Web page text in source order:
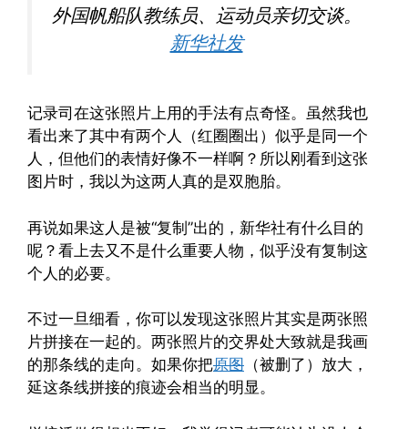
外国帆船队教练员、运动员亲切交谈。
新华社发
记录司在这张照片上用的手法有点奇怪。虽然我也
看出来了其中有两个人（红圈圈出）似乎是同一个
人，但他们的表情好像不一样啊？所以刚看到这张
图片时，我以为这两人真的是双胞胎。
再说如果这人是被“复制”出的，新华社有什么目的
呢？看上去又不是什么重要人物，似乎没有复制这
个人的必要。
不过一旦细看，你可以发现这张照片其实是两张照
片拼接在一起的。两张照片的交界处大致就是我画
的那条线的走向。如果你把原图 （被删了）放大，
延这条线拼接的痕迹会相当的明显。